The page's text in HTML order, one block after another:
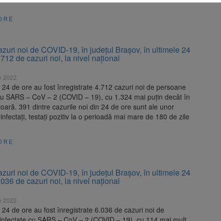
noi de COVID-19, în judeţul Brașov, în ultimele 24
de cazuri noi, la nivel naţional
2022
de ore au fost înregistrate 4.712 cazuri noi de persoane
SARS – CoV – 2 (COVID – 19), cu 1.324 mai puțin decât în
391 dintre cazurile noi din 24 de ore sunt ale unor
testați pozitiv la o perioadă mai mare de 180 de zile
noi de COVID-19, în judeţul Brașov, în ultimele 24
de cazuri noi, la nivel naţional
2022
de ore au fost înregistrate 6.036 de cazuri noi de